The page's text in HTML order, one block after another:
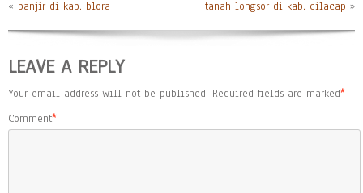
« banjir di kab. blora tanah longsor di kab. cilacap »
LEAVE A REPLY
Your email address will not be published. Required fields are marked*
Comment*